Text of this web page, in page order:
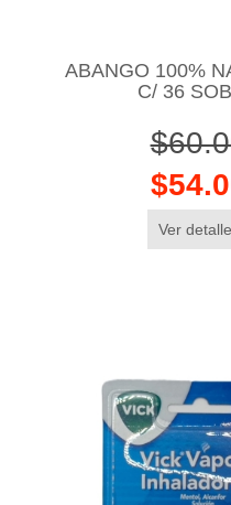
ABANGO 100%
C/ 36
Ver detalle